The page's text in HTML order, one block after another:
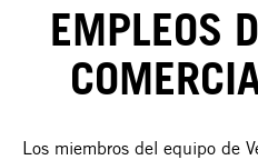
EMPLEOS
Los miembros del equipo de